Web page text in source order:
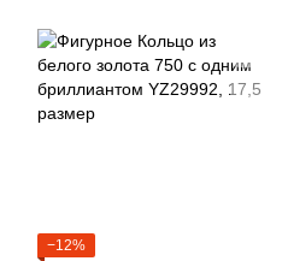
−12%